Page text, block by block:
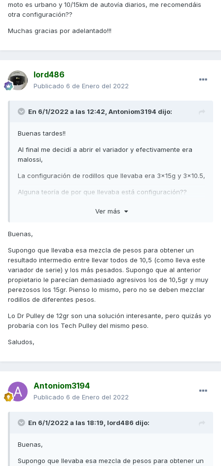
moto es urbano y 10/15km de autovía diarios, me recomendáis
otra configuración??
Muchas gracias por adelantado!!!
lord486
Publicado 6 de Enero del 2022
En 6/1/2022 a las 12:42, Antoniom3194 dijo:
Buenas tardes!!
Al final me decidí a abrir el variador y efectivamente era
malossi,
La configuración de rodillos que llevaba era 3x15g y 3x10.5,
Alguna teoría de por que llevaba está configuración??
Creo que voy a ponerle los dr.pulley de 20x17 de 12g, el uso
Ver más
Buenas,
Supongo que llevaba esa mezcla de pesos para obtener un
resultado intermedio entre llevar todos de 10,5 (como lleva este
variador de serie) y los más pesados. Supongo que al anterior
propietario le parecían demasiado agresivos los de 10,5gr y muy
perezosos los 15gr. Pienso lo mismo, pero no se deben mezclar
rodillos de diferentes pesos.
Lo Dr Pulley de 12gr son una solución interesante, pero quizás yo
probaría con los Tech Pulley del mismo peso.
Saludos,
Antoniom3194
Publicado 6 de Enero del 2022
En 6/1/2022 a las 18:19, lord486 dijo:
Buenas,
Supongo que llevaba esa mezcla de pesos para obtener un